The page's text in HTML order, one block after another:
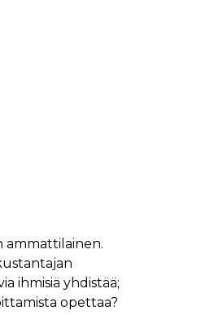
ammattilainen.
ihmisiä yhdistää;
opettaa?